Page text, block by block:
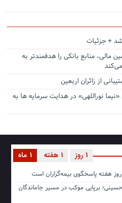
+ جزئیات
مالی، منابع بانکی را هدفمندتر به
از زائران اربعین
نوراللهی» در هدایت سرمایه ها به
1 ماه 1 هفته 1 روز
برپایی موکب در مسیر جاماندگان